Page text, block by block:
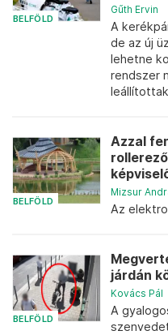
BELFÖLD
Gűth Ervin
A
de az új
lehetne
rendszer
BELFÖLD
Azzal
Mizsur
Az
BELFÖLD
járdán
Kovács Pál
A